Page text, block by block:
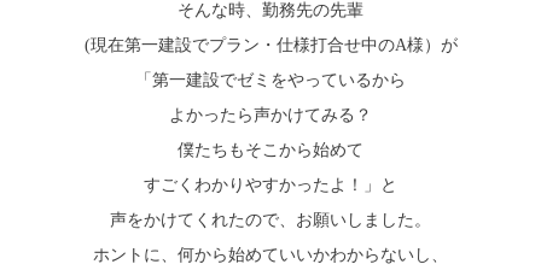
そんな時、勤務先の先輩
(現在第一建設でプラン・仕様打合せ中のA様）が
「第一建設でゼミをやっているから
よかったら声かけてみる？
僕たちもそこから始めて
すごくわかりやすかったよ！」と
声をかけてくれたので、お願いしました。
ホントに、何から始めていいかわからないし、